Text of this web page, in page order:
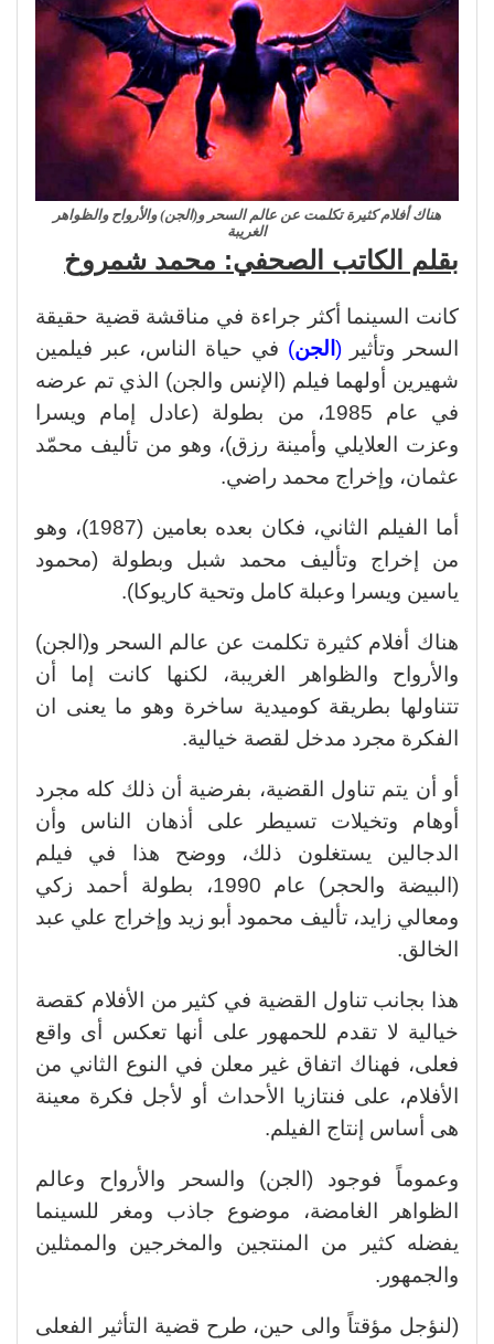
هناك أفلام كثيرة تكلمت عن عالم السحر و(الجن) والأرواح والظواهر
الغريبة
بقلم الكاتب الصحفي: محمد شمروخ
كانت السينما أكثر جراءة في مناقشة قضية حقيقة
السحر وتأثير( الجن) في حياة الناس، عبر فيلمين
شهيرين أولهما فيلم (الإنس والجن) الذي تم عرضه
في عام 1985، من بطولة (عادل إمام ويسرا
وعزت العلايلي وأمينة رزق)، وهو من تأليف محمّد
عثمان، وإخراج محمد راضي.
أما الفيلم الثاني، فكان بعده بعامين (1987)، وهو
من إخراج وتأليف محمد شبل وبطولة (محمود
ياسين ويسرا وعبلة كامل وتحية كاريوكا).
هناك أفلام كثيرة تكلمت عن عالم السحر و(الجن)
والأرواح والظواهر الغريبة، لكنها كانت إما أن
تتناولها بطريقة كوميدية ساخرة وهو ما يعنى ان
الفكرة مجرد مدخل لقصة خيالية.
أو أن يتم تناول القضية، بفرضية أن ذلك كله مجرد
أوهام وتخيلات تسيطر على أذهان الناس وأن
الدجالين يستغلون ذلك، ووضح هذا في فيلم
(البيضة والحجر) عام 1990، بطولة أحمد زكي
ومعالي زايد، تأليف محمود أبو زيد وإخراج علي عبد
الخالق.
هذا بجانب تناول القضية في كثير من الأفلام كقصة
خيالية لا تقدم للحمهور على أنها تعكس أى واقع
فعلى، فهناك اتفاق غير معلن في النوع الثاني من
الأفلام، على فنتازيا الأحداث أو لأجل فكرة معينة
هى أساس إنتاج الفيلم.
وعموماً فوجود (الجن) والسحر والأرواح وعالم
الظواهر الغامضة، موضوع جاذب ومغر للسينما
يفضله كثير من المنتجين والمخرجين والممثلين
والجمهور.
(لنؤجل مؤقتاً والى حين، طرح قضية التأثير الفعلى